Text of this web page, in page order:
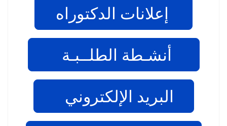
إعلانات الدكتوراه
أنشـطة الطلــبـة
البريد الإلكتروني